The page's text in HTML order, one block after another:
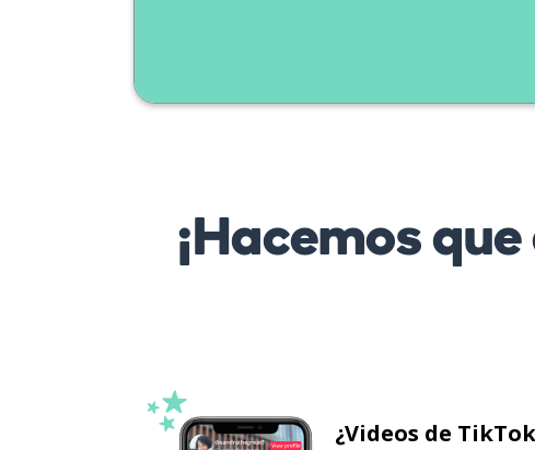
¡Hacemos
¿Videos de TikTok